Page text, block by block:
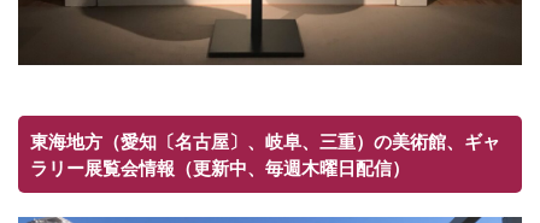
東海地方（愛知〔名古屋〕、岐阜、三重）の美術館、ギャ
ラリー展覧会情報（更新中、毎週木曜日配信）